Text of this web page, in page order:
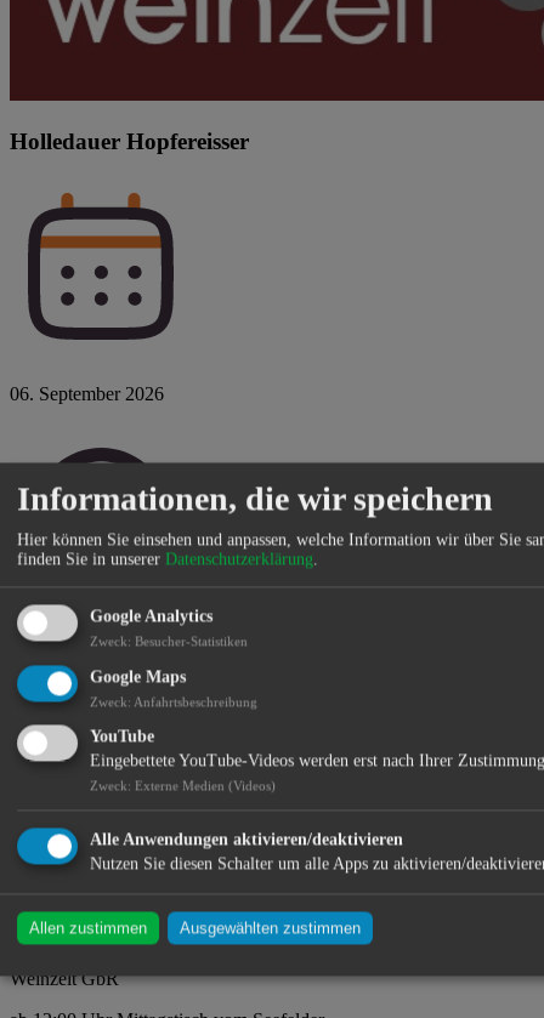
Holledauer Hopfereisser
06. September 2026
So 11:00 Uhr
Weinzelt GbR
Informationen, die wir speichern
Hier können Sie einsehen und anpassen, welche Information wir über Sie
finden Sie in unserer Datenschutzerklärung.
Google Analytics
Zweck: Besucher-Statistiken
Google Maps
Zweck: Anfahrtsbeschreibung
YouTube
Eingebettete YouTube-Videos werden erst nach Ihrer
Zweck: Externe Medien (Videos)
Alle Anwendungen aktivieren/deaktivieren
Nutzen Sie diesen Schalter um alle Apps zu aktivieren/
Allen zustimmen Ausgewählten zustimmen